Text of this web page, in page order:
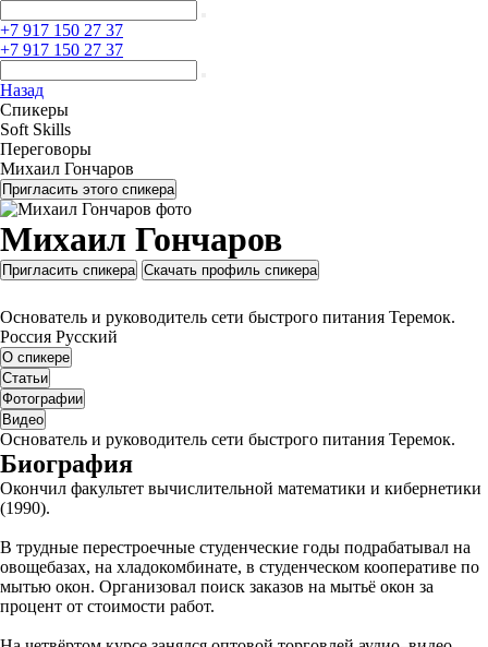
+7 917 150 27 37
+7 917 150 27 37
Назад
Спикеры
Soft Skills
Переговоры
Михаил Гончаров
Пригласить этого спикера
Михаил Гончаров
Пригласить спикера Скачать профиль спикера
Основатель и руководитель сети быстрого питания Теремок.
Россия Русский
О спикере
Статьи
Фотографии
Видео
Основатель и руководитель сети быстрого питания Теремок.
Биография
Окончил факультет вычислительной математики и кибернетики
(1990).
В трудные перестроечные студенческие годы подрабатывал на
овощебазах, на хладокомбинате, в студенческом кооперативе по
мытью окон. Организовал поиск заказов на мытьё окон за
процент от стоимости работ.